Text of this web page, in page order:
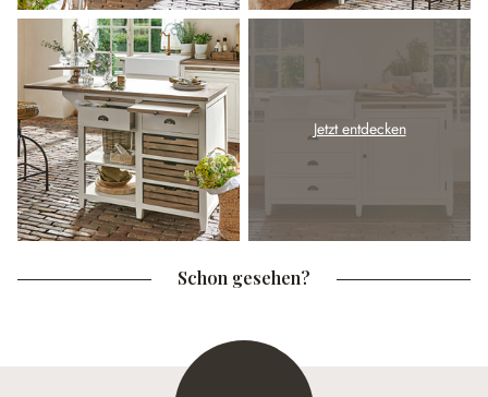
Jetzt entdecken
Schon gesehen?